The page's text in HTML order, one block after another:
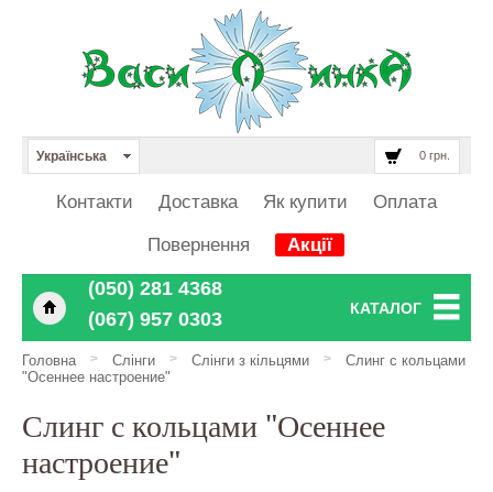
0 грн.
Українська
Контакти Доставка Як купити Оплата
Повернення Акції
‎‎‎‎‎(050) 281 4368
‎‎‎‎‎(067) 957 0303
КАТАЛОГ
Головна > Слінги > Слінги з кільцями >
Слинг с кольцами
"Осеннее настроение"
Слинг с кольцами "Осеннее
настроение"